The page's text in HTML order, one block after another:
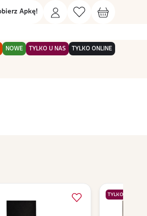
Apkę!
NOWE TYLKO U NAS TYLKO ONLINE
TYLKO U NAS